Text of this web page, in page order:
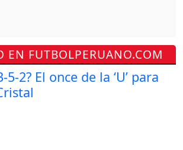
EN FUTBOLPERUANO.COM